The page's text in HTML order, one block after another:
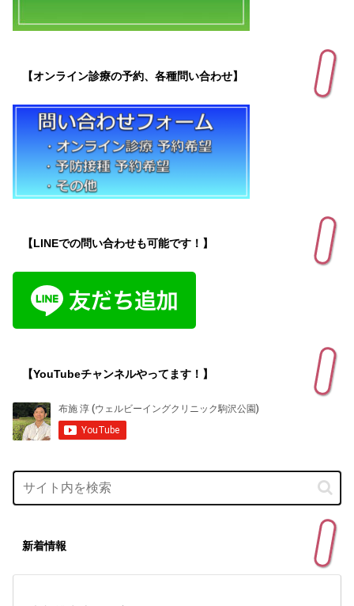
【オンライン診療の予約、各種問い合わせ】
【LINEでの問い合わせも可能です！】
【YouTubeチャンネルやってます！】
新着情報